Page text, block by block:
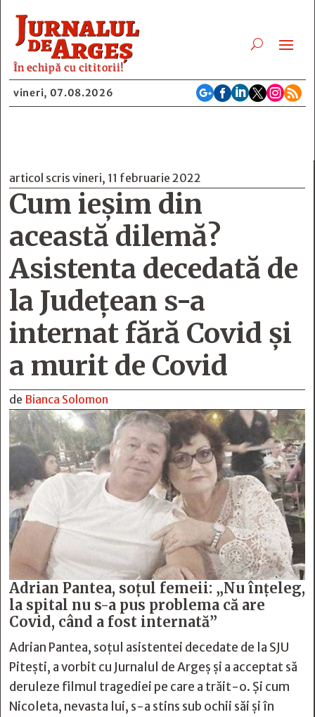
În echipă cu cititorii!
vineri, 07.08.2026 
articol scris vineri, 11 februarie 2022
Cum ieşim din
această dilemă?
Asistenta decedată de
la Judeţean s-a
internat fără Covid şi
a murit de Covid
de Bianca Solomon
Adrian Pantea, soțul femeii: „Nu înțeleg,
la spital nu s-a pus problema că are
Covid, când a fost internată”
Adrian Pantea, soțul asistentei decedate de la SJU
Pitești, a vorbit cu Jurnalul de Argeș și a acceptat să
deruleze filmul tragediei pe care a trăit-o. Și cum
Nicoleta, nevasta lui, s-a stins sub ochii săi și în